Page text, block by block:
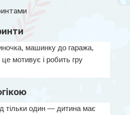
машинку до гаража,
мотивує і робить гру
тільки один — дитина має